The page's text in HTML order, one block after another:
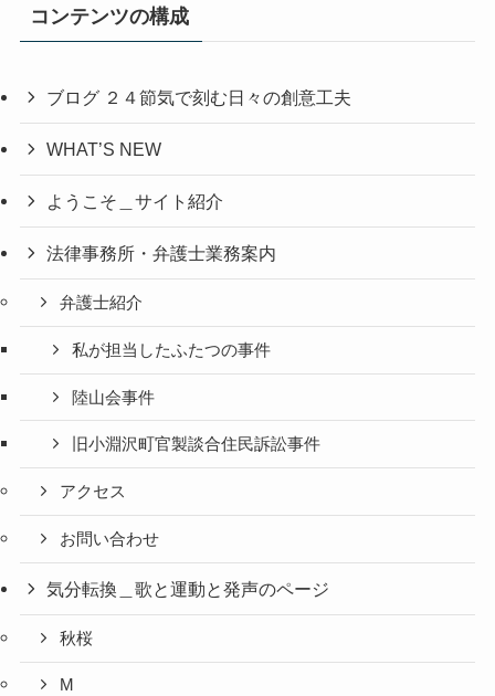
コンテンツの構成
ブログ ２４節気で刻む日々の創意工夫
WHAT’S NEW
ようこそ＿サイト紹介
法律事務所・弁護士業務案内
弁護士紹介
私が担当したふたつの事件
陸山会事件
旧小淵沢町官製談合住民訴訟事件
アクセス
お問い合わせ
気分転換＿歌と運動と発声のページ
秋桜
M